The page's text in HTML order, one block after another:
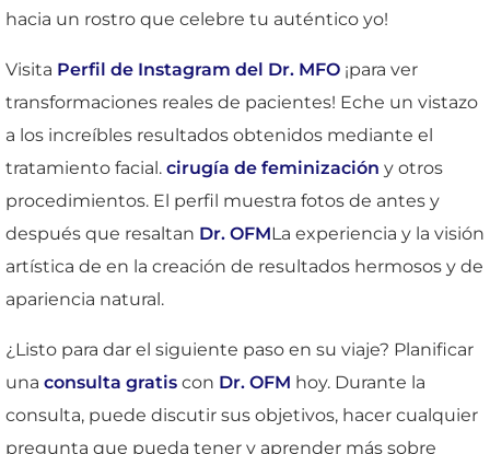
hacia un rostro que celebre tu auténtico yo!
Visita Perfil de Instagram del Dr. MFO ¡para ver
transformaciones reales de pacientes! Eche un vistazo
a los increíbles resultados obtenidos mediante el
tratamiento facial. cirugía de feminización y otros
procedimientos. El perfil muestra fotos de antes y
después que resaltan Dr. OFMLa experiencia y la visión
artística de en la creación de resultados hermosos y de
apariencia natural.
¿Listo para dar el siguiente paso en su viaje? Planificar
una consulta gratis con Dr. OFM hoy. Durante la
consulta, puede discutir sus objetivos, hacer cualquier
pregunta que pueda tener y aprender más sobre